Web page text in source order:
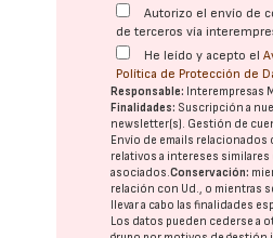
Autorizo el envío de
de terceros vía
He leído y acepto el
Política de Protección de
Responsable: Interempresas
Finalidades: Suscripción a
newsletter(s). Gestión de
Envío de emails relacionados
relativos a intereses similares
asociados.Conservación:
relación con Ud., o mientras
llevar a cabo las finalidades
Los datos pueden cederse a